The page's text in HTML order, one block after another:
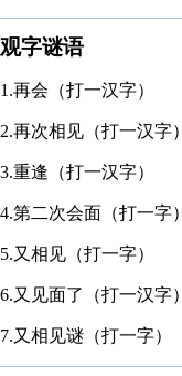
观字谜语
1.再会（打一汉字）
2.再次相见（打一汉字）
3.重逢（打一汉字）
4.第二次会面（打一字）
5.又相见（打一字）
6.又见面了（打一汉字）
7.又相见谜（打一字）